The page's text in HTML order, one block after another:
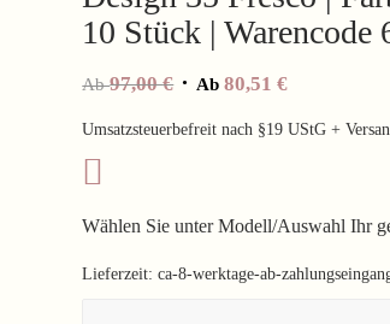
10 Stück | Warencode
Ab97,00€ Ab80,51€
Umsatzsteuerbefreit nach §19 UStG +
Wählen Sie unter Modell/Auswahl Ihr
Lieferzeit:ca-8-werktage-ab-